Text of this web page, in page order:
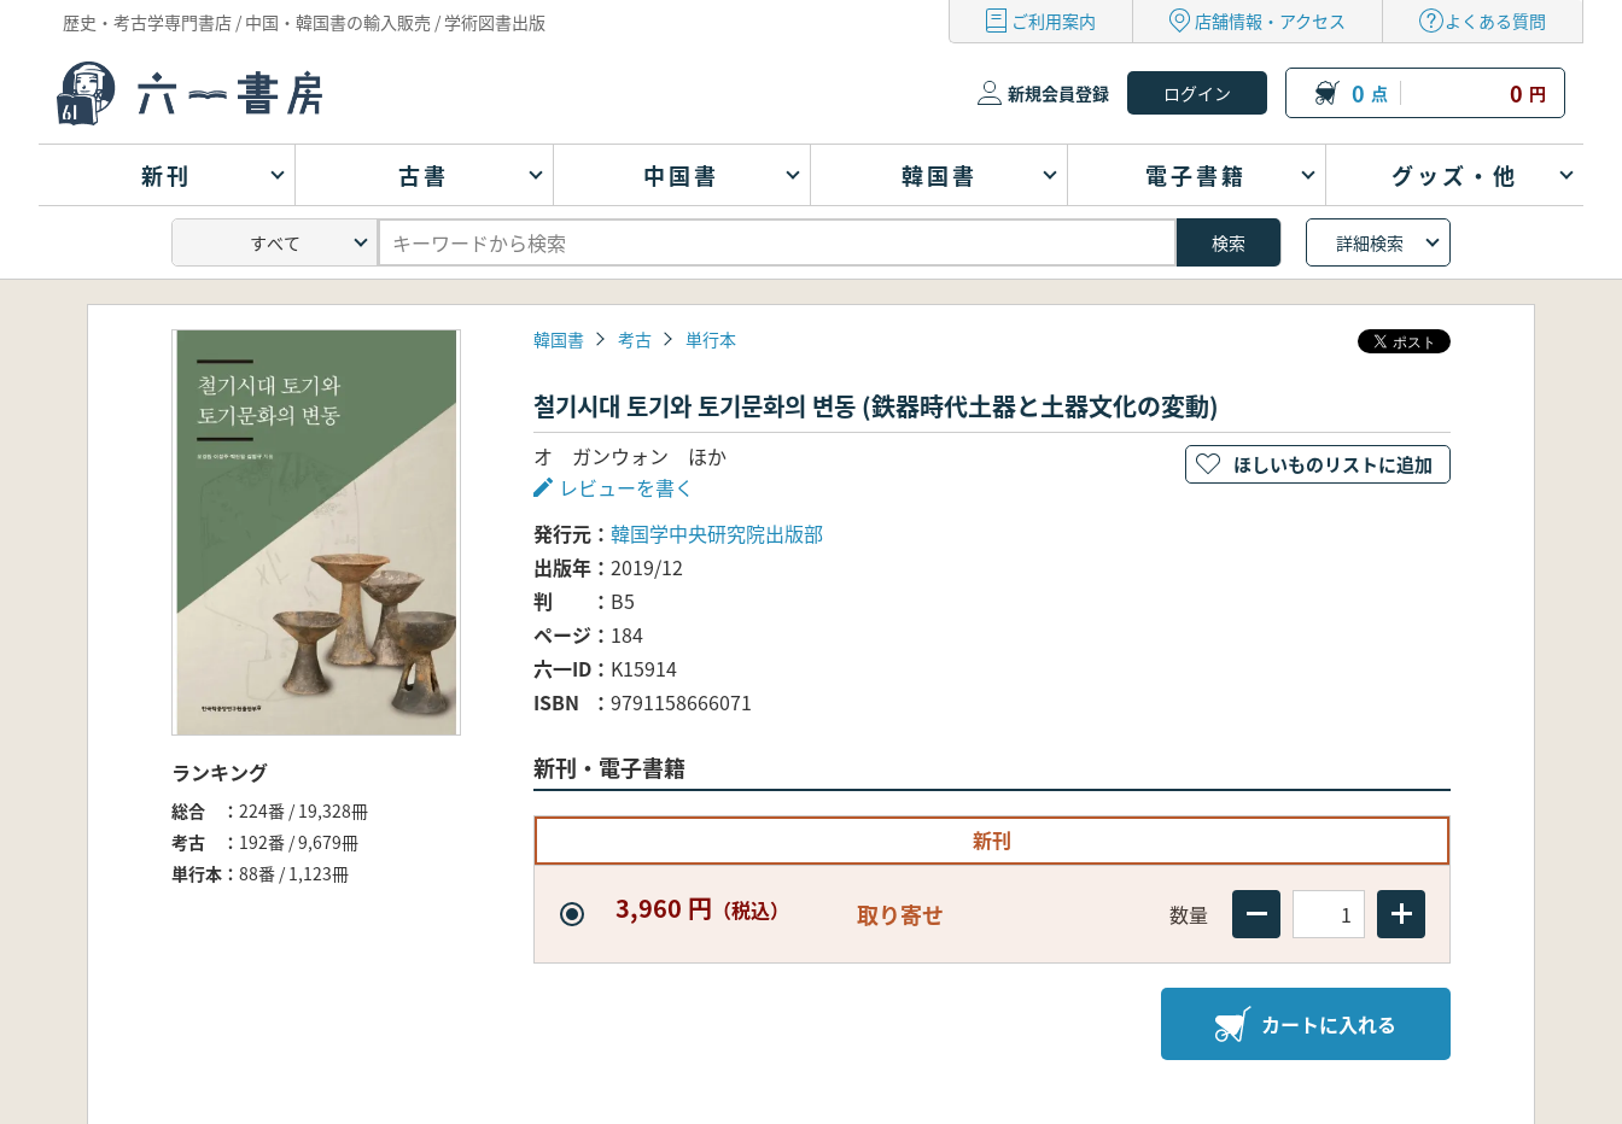
歴史・考古学専門書店 / 中国・韓国書の輸入販売 / 学術図書出版 ご利用案内 店舗情報・アクセス よくある質問
新規会員登録 0 点 0 円
新刊 古書 中国書 韓国書 電子書籍 グッズ・他
詳細検索
ランキング
総合
224番 / 19,328冊
考古
192番 / 9,679冊
単行本
88番 / 1,123冊
韓国書 考古 単行本
철기시대 토기와 토기문화의 변동 (鉄器時代土器と土器文化の変動)
オ ガンウォン ほか
レビューを書く
発行元
韓国学中央研究院出版部
出版年
2019/12
判
B5
ページ
184
六一ID
K15914
ISBN
9791158666071
新刊・電子書籍
新刊
3,960 円 （税込） 取り寄せ 数量
カートに入れる
ほしいものリストに追加